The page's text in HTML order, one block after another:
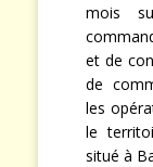
mois
et de
de
les
le
situé à